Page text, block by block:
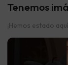
Tenemos
¡Hemos estado